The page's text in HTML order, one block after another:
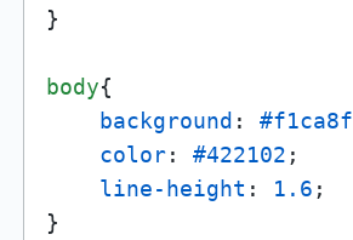
}
body{
background : #f1ca8f
color: #422102 ;
line-height : 1.6 ;
}